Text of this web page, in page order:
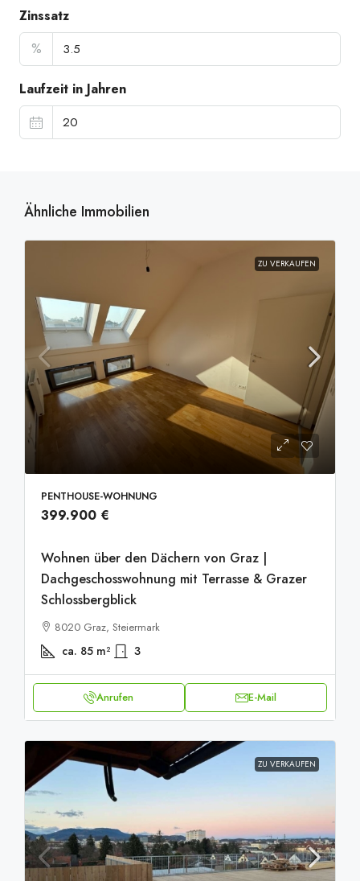
Zinssatz
%
Laufzeit in Jahren
Ähnliche Immobilien
ZU VERKAUFEN
PENTHOUSE-WOHNUNG
399.900 €
Wohnen über den Dächern von Graz |
Dachgeschosswohnung mit Terrasse & Grazer
Schlossbergblick
8020 Graz, Steiermark
ca. 85 m² 3
Anrufen E-Mail
ZU VERKAUFEN